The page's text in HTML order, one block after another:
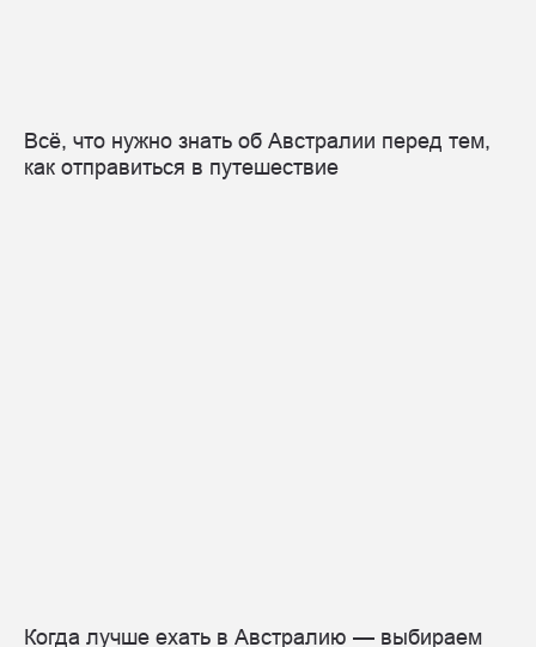
Всё, что нужно знать об Австралии перед тем,
как отправиться в путешествие
Когда лучше ехать в Австралию — выбираем